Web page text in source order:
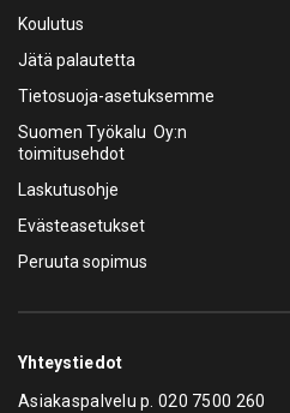
Koulutus
Jätä palautetta
Tietosuoja-asetuksemme
Suomen Työkalu Oy:n
toimitusehdot
Laskutusohje
Evästeasetukset
Peruuta sopimus
Yhteystiedot
Asiakaspalvelu p.020 7500 260